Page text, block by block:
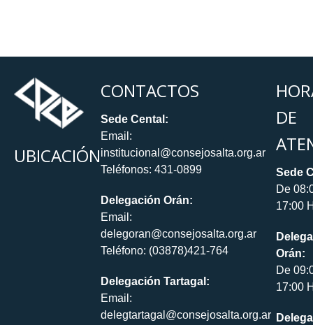
UBICACIÓN
CONTACTOS
Sede Cental:
Email:
institucional@consejosalta.org.ar
Teléfonos: 431-0899
Delegación Orán:
Email:
delegoran@consejosalta.org.ar
Teléfono: (03878)421-764
Delegación Tartagal:
Email:
delegtartagal@consejosalta.org.ar
DE
Sede
De
17:00
Orán:
De
17:00